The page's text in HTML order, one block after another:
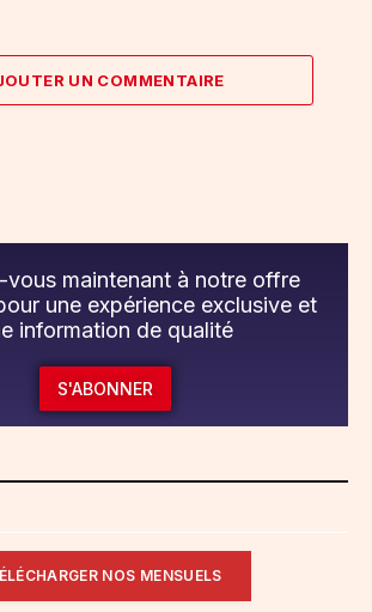
UN COMMENTAIRE
vous maintenant à notre offre
une expérience exclusive et
information de qualité
S'ABONNER
NOS MENSUELS